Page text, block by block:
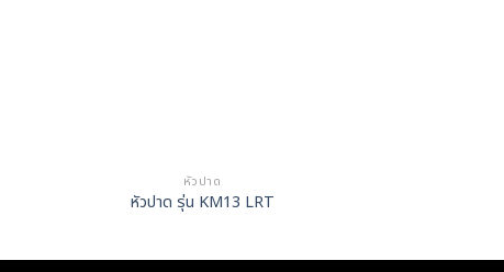
หัวปาด
หัวปาด รุ่น KM13 LRT